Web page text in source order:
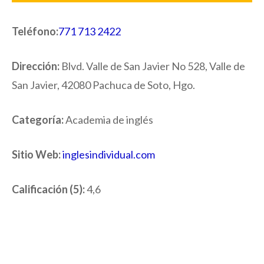
Teléfono:771 713 2422
Dirección: Blvd. Valle de San Javier No 528, Valle de
San Javier, 42080 Pachuca de Soto, Hgo.
Categoría:Academia de inglés
Sitio Web:inglesindividual.com
Calificación (5):4,6